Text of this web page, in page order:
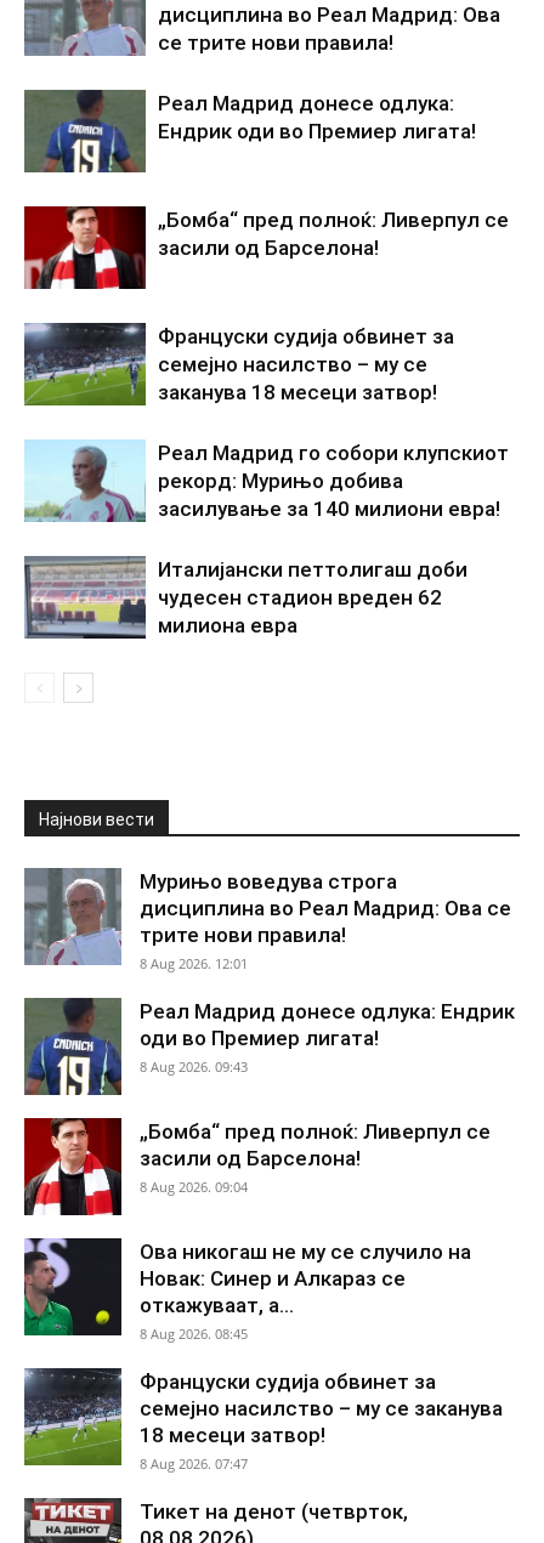
дисциплина во Реал Мадрид: Ова
се трите нови правила!
Реал Мадрид донесе одлука:
Ендрик оди во Премиер лигата!
„Бомба“ пред полноќ: Ливерпул се
засили од Барселона!
Француски судија обвинет за
семејно насилство – му се
заканува 18 месеци затвор!
Реал Мадрид го собори клупскиот
рекорд: Мурињо добива
засилување за 140 милиони евра!
Италијански петтолигаш доби
чудесен стадион вреден 62
милиона евра
Најнови вести
Мурињо воведува строга
дисциплина во Реал Мадрид: Ова се
трите нови правила!
8 Aug 2026. 12:01
Реал Мадрид донесе одлука: Ендрик
оди во Премиер лигата!
8 Aug 2026. 09:43
„Бомба“ пред полноќ: Ливерпул се
засили од Барселона!
8 Aug 2026. 09:04
Ова никогаш не му се случило на
Новак: Синер и Алкараз се
откажуваат, а...
8 Aug 2026. 08:45
Француски судија обвинет за
семејно насилство – му се заканува
18 месеци затвор!
8 Aug 2026. 07:47
Тикет на денот (четврток,
08.08.2026)